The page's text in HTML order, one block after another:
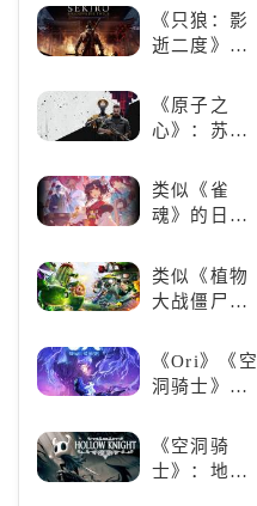
“刚”？
《只狼：影
逝二度》：
魄的忍者之
旅
《原子之
心》：苏联
游戏盛宴与
瑕疵
类似《雀
魂》的日系
好看的ACG
看板娘们等
着你！
类似《植物
大战僵尸》
游戏，休闲
娱乐尽在手
中！
《Ori》《空
洞骑士》
胞》横向对
比，不知道
《空洞骑
士》：地下